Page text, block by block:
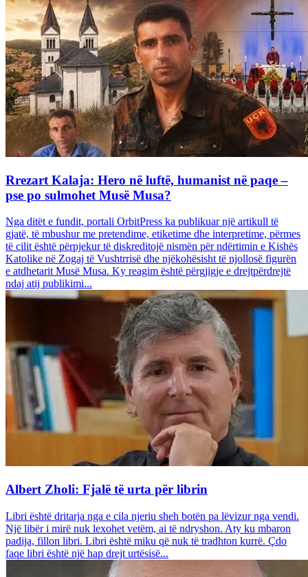
Rrezart Kalaja: Hero në luftë, humanist në paqe –
pse po sulmohet Musë Musa?
Nga ditët e fundit, portali OrbitPress ka publikuar një artikull të
gjatë, të mbushur me pretendime, etiketime dhe interpretime, përmes
të cilit është përpjekur të diskreditojë nismën për ndërtimin e Kishës
Katolike në Zogaj të Vushtrrisë dhe njëkohësisht të njollosë figurën
e atdhetarit Musë Musa. Ky reagim është përgjigje e drejtpërdrejtë
ndaj atij publikimi...
Albert Zholi: Fjalë të urta për librin
Libri është dritarja nga e cila njeriu sheh botën pa lëvizur nga vendi.
Një libër i mirë nuk lexohet vetëm, ai të ndryshon. Aty ku mbaron
padija, fillon libri. Libri është miku që nuk të tradhton kurrë. Çdo
faqe libri është një hap drejt urtësisë...